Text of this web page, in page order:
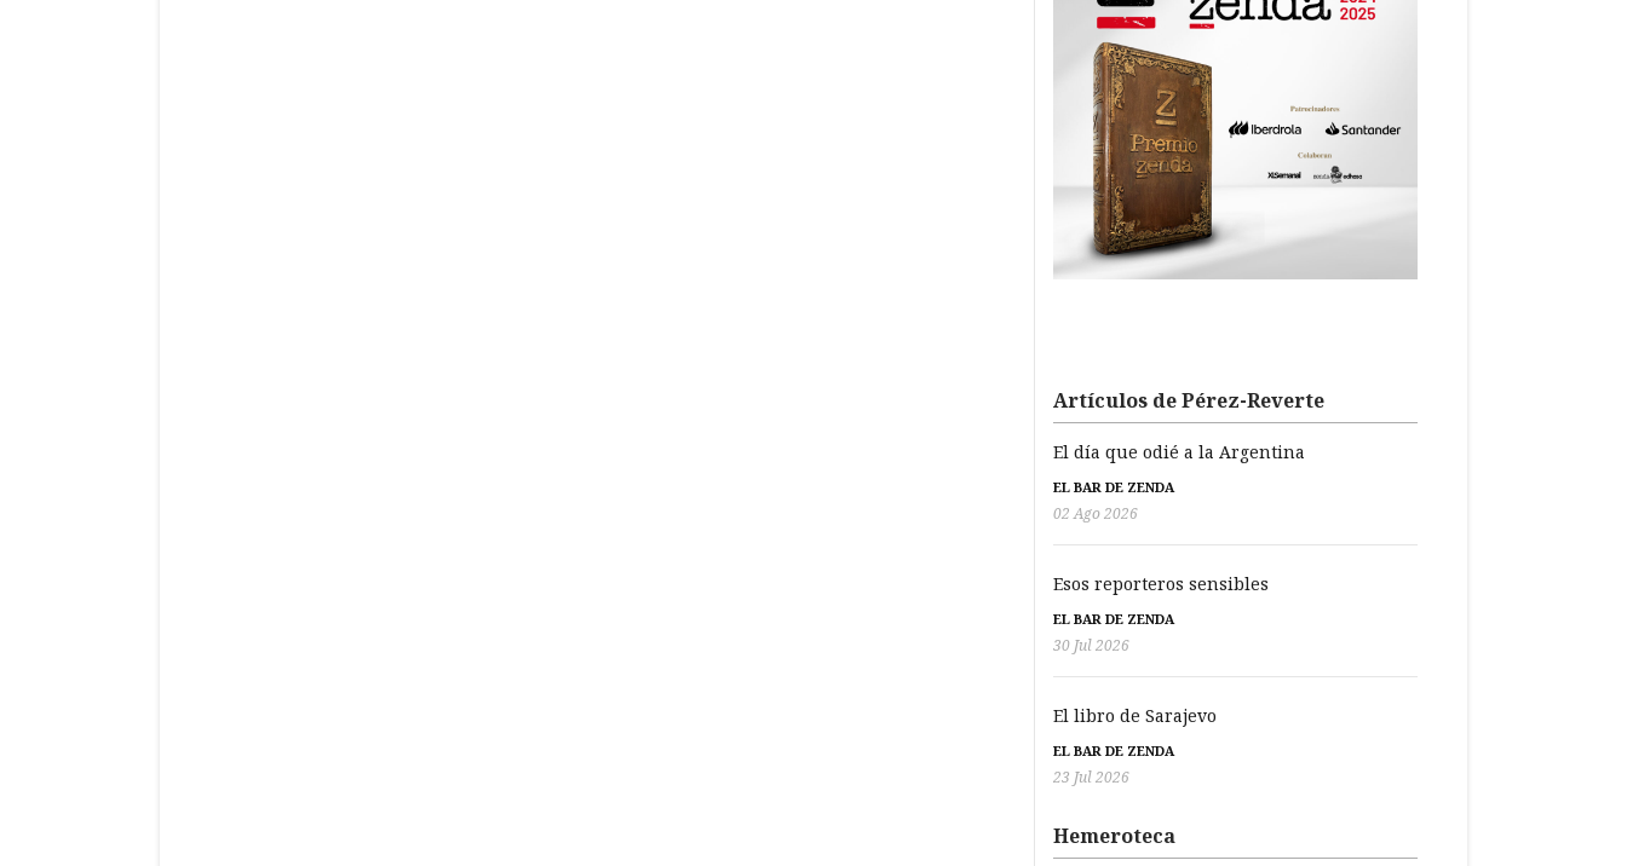
Artículos de Pérez-Reverte
El día que odié a la Argentina
EL BAR DE ZENDA
02 Ago 2026
Esos reporteros sensibles
EL BAR DE ZENDA
30 Jul 2026
El libro de Sarajevo
EL BAR DE ZENDA
23 Jul 2026
Hemeroteca